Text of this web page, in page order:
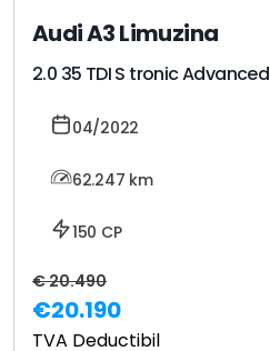
Audi A3 Limuzina
2.0 35 TDI S tronic Advanced
04/2022
62.247 km
150 CP
€ 20.490
€20.190
TVA Deductibil